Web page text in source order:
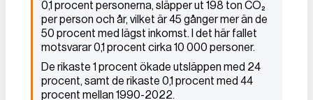
0,1 procent personerna, släpper ut 198 ton CO₂
per person och år, vilket är 45 gånger mer än de
50 procent med lägst inkomst. I det här fallet
motsvarar 0,1 procent cirka 10 000 personer.
De rikaste 1 procent ökade utsläppen med 24
procent, samt de rikaste 0,1 procent med 44
procent mellan 1990-2022.